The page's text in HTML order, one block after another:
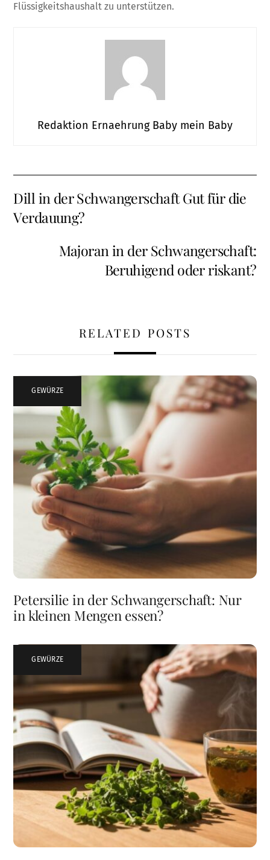
Flüssigkeitshaushalt zu unterstützen.
Redaktion Ernaehrung Baby mein Baby
Dill in der Schwangerschaft Gut für die
Verdauung?
Majoran in der Schwangerschaft:
Beruhigend oder riskant?
RELATED POSTS
GEWÜRZE
Petersilie in der Schwangerschaft: Nur
in kleinen Mengen essen?
GEWÜRZE